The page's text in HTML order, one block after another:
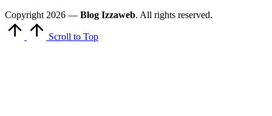
Copyright 2026 — Blog Izzaweb. All rights reserved.
Scroll to Top